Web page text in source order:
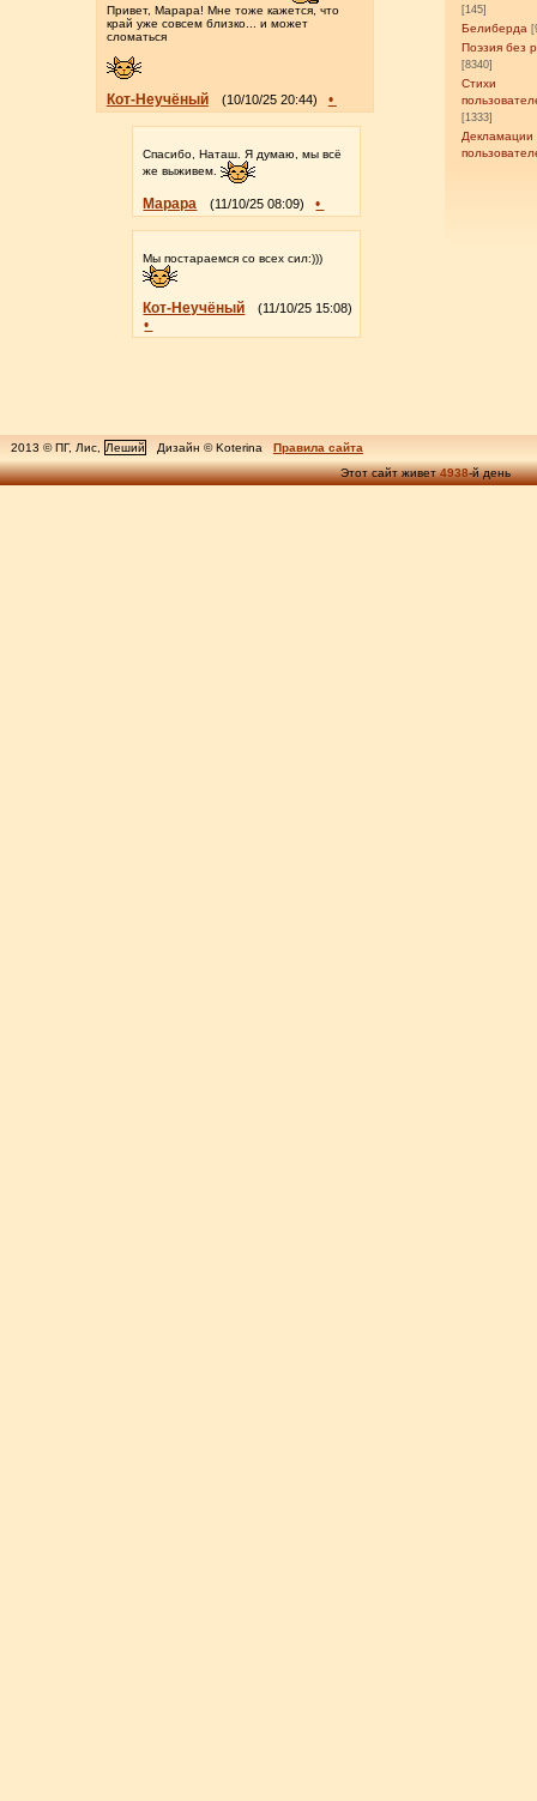
[145]
Белиберда
Поэзия без
[8340]
Стихи
[1333]
Декламации
Привет, Марара! Мне тоже кажется, что
край уже совсем близко... и может
сломаться
Кот-Неучёный (10/10/25 20:44) •
Спасибо, Наташ. Я думаю, мы всё
же выживем.
Марара (11/10/25 08:09) •
Мы постараемся со всех сил:)))
Кот-Неучёный (11/10/25 15:08)
•
2013 © ПГ, Лис, Леший Дизайн © Koterina
Правила сайта
Этот сайт живет4938-й день